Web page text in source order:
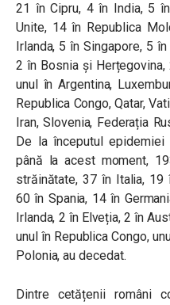
21 în Cipru, 4 în India, 5
Unite, 14 în Republica
Irlanda, 5 în Singapore, 5
2 în Bosnia și
unul în Argentina,
Republica Congo, Qatar,
Iran, Slovenia, Federația
De la începutul epidemiei
până la acest moment,
străinătate, 37 în Italia, 19
60 în Spania, 14 în
Irlanda, 2 în Elveția, 2 în
unul în Republica Congo,
Polonia, au decedat.
Dintre cetățenii români